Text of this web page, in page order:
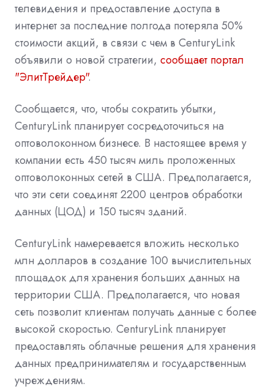
телевидения и предоставление доступа в
интернет за последние полгода потеряла 50%
стоимости акций, в связи с чем в CenturyLink
объявили о новой стратегии, сообщает портал
"ЭлитТрейдер".
Сообщается, что, чтобы сократить убытки,
CenturyLink планирует сосредоточиться на
оптоволоконном бизнесе. В настоящее время у
компании есть 450 тысяч миль проложенных
оптоволоконных сетей в США. Предполагается,
что эти сети соединят 2200 центров обработки
данных (ЦОД) и 150 тысяч зданий.
CenturyLink намеревается вложить несколько
млн долларов в создание 100 вычислительных
площадок для хранения больших данных на
территории США. Предполагается, что новая
сеть позволит клиентам получать данные с более
высокой скоростью. CenturyLink планирует
предоставлять облачные решения для хранения
данных предпринимателям и государственным
учреждениям.